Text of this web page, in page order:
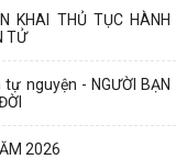
KHAI THỦ TỤC HÀNH
TỬ
nguyện - NGƯỜI BẠN
2026